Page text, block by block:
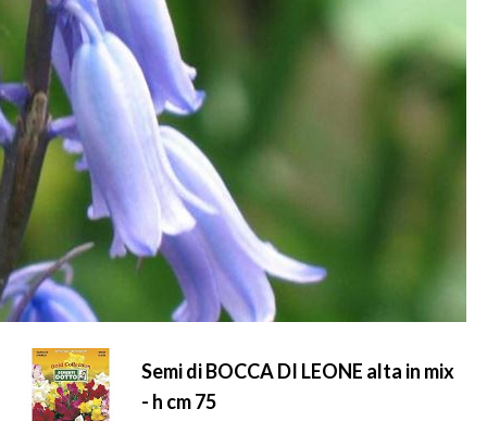
Semi di BOCCA DI LEONE alta in mix
- h cm 75